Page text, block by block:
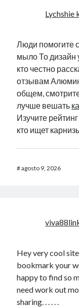
Lychshie
Люди помогите
мыло То дизайн
кто честно
отзывам
общем,
лучше вешать
Изучите
кто ищет
#agosto 9, 2026
Hey very cool
bookmark your
happy to find so
need work out
sharing. . . . . .